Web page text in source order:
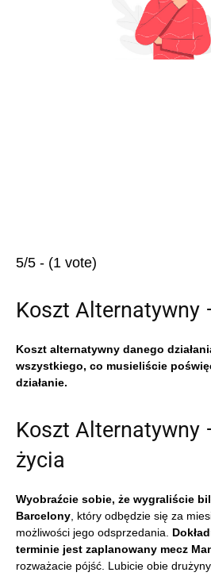
5/5 - (1 vote)
Koszt Alternatywny
Koszt alternatywny danego
wszystkiego, co musieliście
działanie.
Koszt Alternatywny
życia
Wyobraźcie sobie, że wygraliście
Barcelony , który odbędzie się za
możliwości jego odsprzedania.
terminie jest zaplanowany mecz
rozważacie pójść. Lubicie obie drużyny.